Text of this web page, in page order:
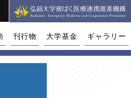
刊行物 大学基金 ギャラリー